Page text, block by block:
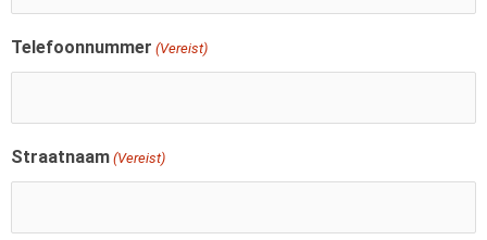
Telefoonnummer (Vereist)
Straatnaam (Vereist)